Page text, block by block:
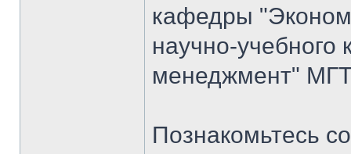
кафедры
научно-
менеджмент"
Познакомьтесь